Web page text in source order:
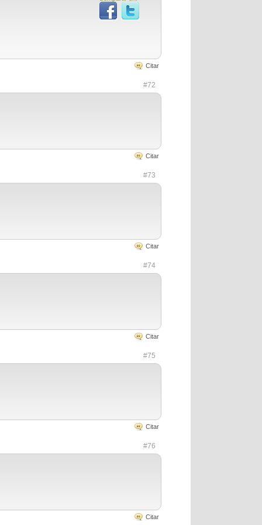
Citar
#72
Citar
#73
Citar
#74
Citar
#75
Citar
#76
Citar